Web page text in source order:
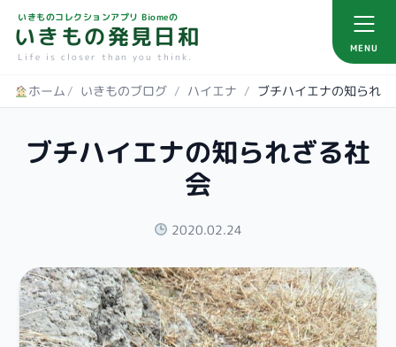
いきものコレクションアプリ Biomeの
いきもの発見日和
Life is closer than you think.
MENU
ホーム / いきものブログ / ハイエナ / ブチハイエナの知られ
ブチハイエナの知られざる社
会
2020.02.24